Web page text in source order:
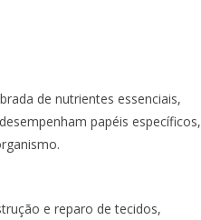
de nutrientes essenciais,
papéis específicos,
e reparo de tecidos,